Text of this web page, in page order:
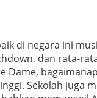
di negara ini
dan rata-
Dame,
Sekolah juga